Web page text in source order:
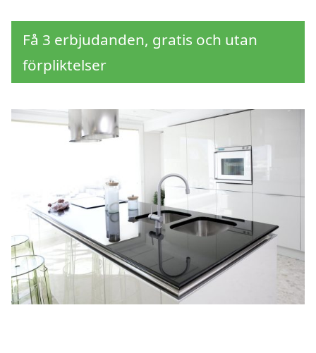
Få 3 erbjudanden, gratis och utan
förpliktelser